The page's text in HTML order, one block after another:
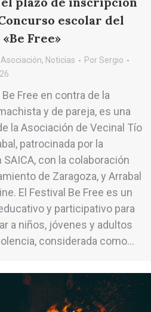
escolar del
Free»
Asociación, Noticias PorSergio
Free en contra de la
y de pareja, es una
la Asociación de Vecinal Tío
patrocinada por la
SAICA, con la colaboración
de Zaragoza, y Arrabal
El Festival Be Free es un
y participativo para
a niños, jóvenes y adultos
considerada como…